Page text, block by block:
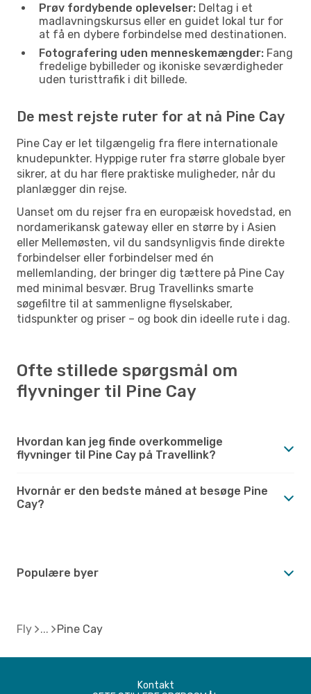
Prøv fordybende oplevelser: Deltag i et
madlavningskursus eller en guidet lokal tur for
at få en dybere forbindelse med destinationen.
Fotografering uden menneskemængder: Fang
fredelige bybilleder og ikoniske seværdigheder
uden turisttrafik i dit billede.
De mest rejste ruter for at nå Pine Cay
Pine Cay er let tilgængelig fra flere internationale
knudepunkter. Hyppige ruter fra større globale byer
sikrer, at du har flere praktiske muligheder, når du
planlægger din rejse.
Uanset om du rejser fra en europæisk hovedstad, en
nordamerikansk gateway eller en større by i Asien
eller Mellemøsten, vil du sandsynligvis finde direkte
forbindelser eller forbindelser med én
mellemlanding, der bringer dig tættere på Pine Cay
med minimal besvær. Brug Travellinks smarte
søgefiltre til at sammenligne flyselskaber,
tidspunkter og priser – og book din ideelle rute i dag.
Ofte stillede spørgsmål om
flyvninger til Pine Cay
Hvordan kan jeg finde overkommelige
flyvninger til Pine Cay på Travellink?
Hvornår er den bedste måned at besøge Pine
Cay?
Populære byer
Fly Pine Cay
Kontakt